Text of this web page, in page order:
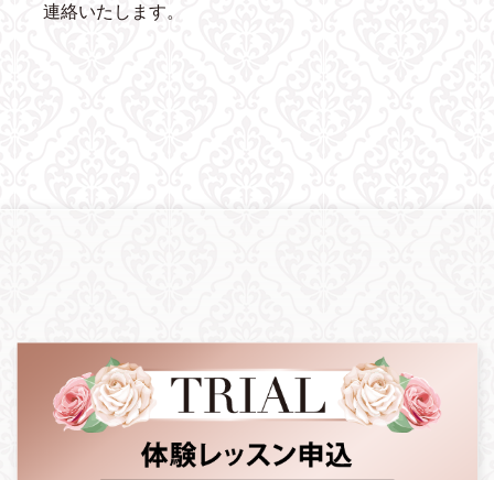
連絡いたします。